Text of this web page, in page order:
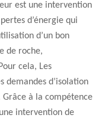
est une intervention
d’énergie qui
d’un bon
de roche,
cela, Les
demandes d’isolation
à la compétence
intervention de